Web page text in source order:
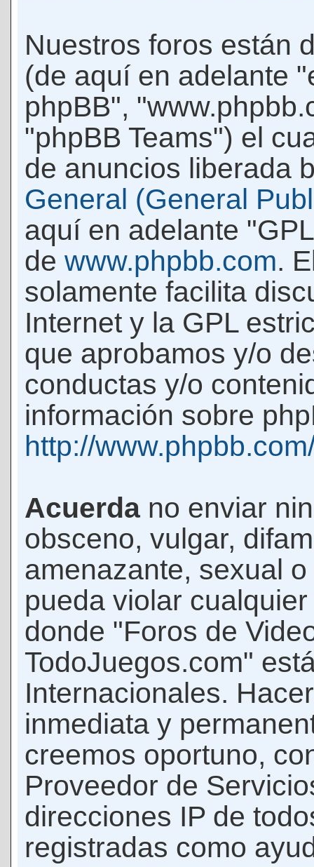
Nuestros foros están
(de aquí en adelante
phpBB",
"phpBB Teams") el
de anuncios liberada
General (General
aquí en adelante
de www.phpbb.com.
solamente facilita
Internet y la GPL
que aprobamos y/o
conductas y/o
información sobre
http://
Acuerda no enviar
obsceno, vulgar,
amenazante, sexual
pueda violar
donde "Foros de
TodoJuegos.com"
Internacionales.
inmediata y
creemos oportuno,
Proveedor de
direcciones IP de
registradas como